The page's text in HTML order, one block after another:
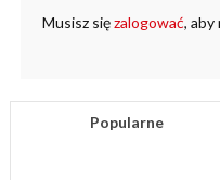
Musisz sięzalogować, aby
Popularne